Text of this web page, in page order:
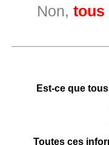
Non, tous